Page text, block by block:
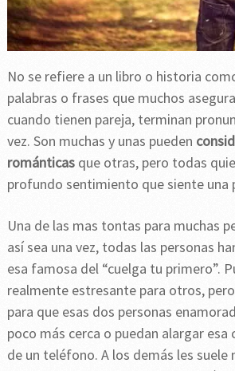
No se refiere a un libro o historia
palabras o frases que muchos
cuando tienen pareja, terminan
vez. Son muchas y unas pueden
románticas que otras, pero todas
profundo sentimiento que siente una
Una de las mas tontas para muchas
así sea una vez, todas las personas
esa famosa del “cuelga tu primero”.
realmente estresante para otros,
para que esas dos personas
poco más cerca o puedan alargar esa
de un teléfono. A los demás les suele